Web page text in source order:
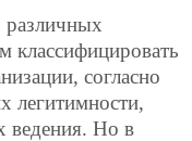
различных
согласно
легитимности,
ведения. Но в